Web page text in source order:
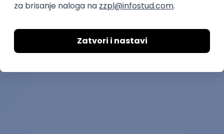
Development & Sales support
Beograd
Deloitte Advisory